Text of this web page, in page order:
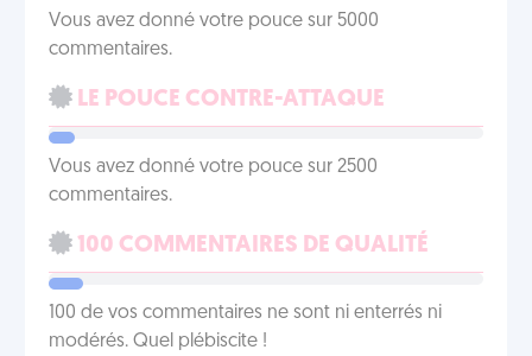
Vous avez donné votre pouce sur 5000
commentaires.
LE POUCE CONTRE-ATTAQUE
Vous avez donné votre pouce sur 2500
commentaires.
100 COMMENTAIRES DE QUALITÉ
100 de vos commentaires ne sont ni enterrés ni
modérés. Quel plébiscite !